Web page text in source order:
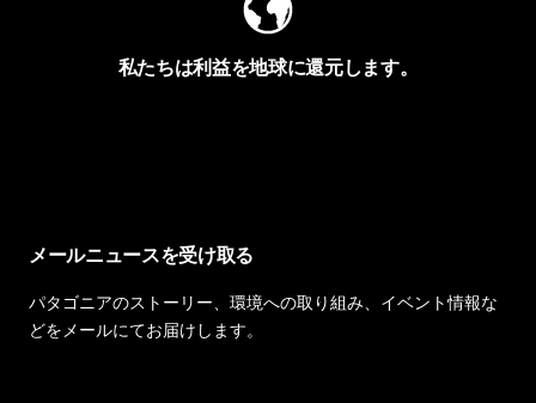
私たちは利益を地球に還元します。
メールニュースを受け取る
パタゴニアのストーリー、環境への取り組み、イベント情報な
どをメールにてお届けします。